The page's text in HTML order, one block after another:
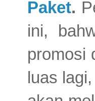
Paket.
ini,
promosi
luas